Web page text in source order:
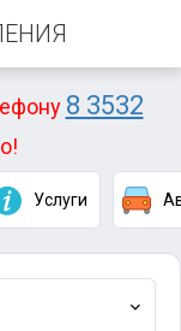
8 3532
Услуги